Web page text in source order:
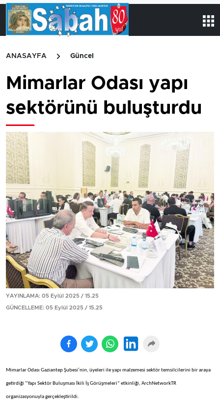
ANASAYFA Güncel
Mimarlar Odası yapı
sektörünü buluşturdu
YAYINLAMA: 05 Eylül 2025 / 15.25
GÜNCELLEME: 05 Eylül 2025 / 15.25
Mimarlar Odası Gaziantep Şubesi’nin, üyeleri ile yapı malzemesi sektör temsilcilerini bir araya
getirdiği “Yapı Sektör Buluşması İkili İş Görüşmeleri” etkinliği, ArchNetworkTR
organizasyonuyla gerçekleştirildi.